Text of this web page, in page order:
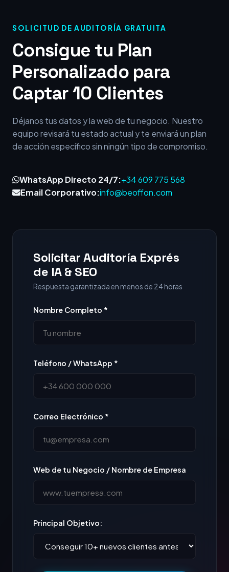
SOLICITUD DE AUDITORÍA GRATUITA
Consigue tu Plan
Personalizado para
Captar 10 Clientes
Déjanos tus datos y la web de tu negocio. Nuestro
equipo revisará tu estado actual y te enviará un plan
de acción específico sin ningún tipo de compromiso.
WhatsApp Directo 24/7:+34 609 775 568
Email Corporativo:info@beoffon.com
Solicitar Auditoría Exprés
de IA & SEO
Respuesta garantizada en menos de 24 horas
Nombre Completo *
Teléfono / WhatsApp *
Correo Electrónico *
Web de tu Negocio / Nombre de Empresa
Principal Objetivo: